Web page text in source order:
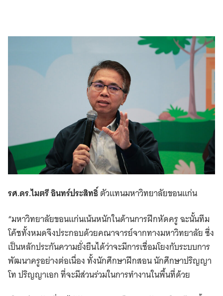
รศ.ดร.ไมตรี อินทร์ประสิทธิ์ตัวแทนมหาวิทยาลัยขอนแก่น
“มหาวิทยาลัยขอนแก่นเน้นหนักในด้านการฝึกหัดครู ฉะนั้นทีม
โค้ชทั้งหมดจึงประกอบด้วยคณาจารย์จากทางมหาวิทยาลัย ซึ่ง
เป็นหลักประกันความยั่งยืนได้ว่าจะมีการเชื่อมโยงกับระบบการ
พัฒนาครูอย่างต่อเนื่อง ทั้งนักศึกษาฝึกสอน นักศึกษาปริญญา
โท ปริญญาเอก ที่จะมีส่วนร่วมในการทำงานในพื้นที่ด้วย